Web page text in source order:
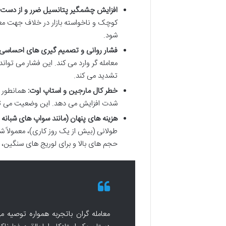
افزایش چشمگیر پتانسیل ضرر و از
کوچک و ناخواسته بازار در خلاف جهت
شود.
فشار روانی و تصمیم گیری های احساسی
معامله گر وارد می کند. این فشار می
تشدید می کند.
خطر کال مارجین و استاپ اوت:
شدت افزایش می دهد. این وضعیت می
هزینه های پنهان (مانند سواپ های
طولانی (بیش از یک روز کاری)،
حجم های بالا و برای لوریج های
معامله گران باتجربه همواره توصیه